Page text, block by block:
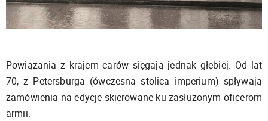
Powiązania z krajem carów sięgają jednak głębiej. Od lat
70, z Petersburga (ówczesna stolica imperium) spływają
zamówienia na edycje skierowane ku zasłużonym oficerom
armii.